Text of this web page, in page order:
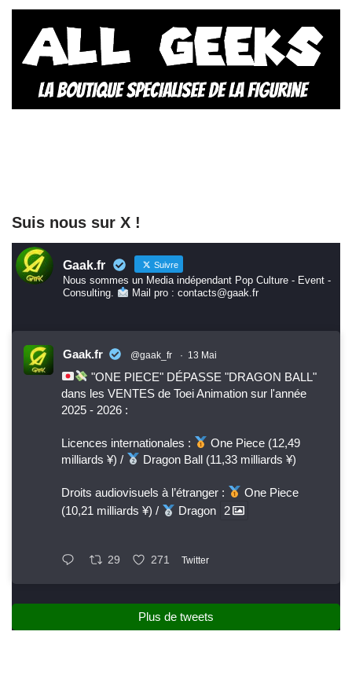
Suis nous sur X !
Gaak.fr Suivre
Nous sommes un Media indépendant Pop Culture - Event -
Consulting.
Mail pro : contacts@gaak.fr
Gaak.fr @gaak_fr · 13 Mai
"ONE PIECE" DÉPASSE "DRAGON BALL"
dans les VENTES de Toei Animation sur l'année
2025 - 2026 :
Licences internationales :
One Piece (12,49
milliards ¥) /
Dragon Ball (11,33 milliards ¥)
Droits audiovisuels à l’étranger :
One Piece
(10,21 milliards ¥) /
Dragon 2
29 271 Twitter
Plus de tweets